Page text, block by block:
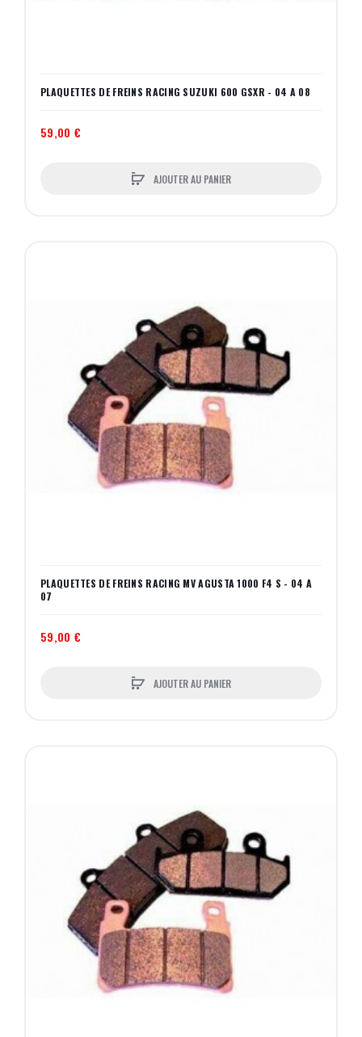
PLAQUETTES DE FREINS RACING SUZUKI 600 GSXR - 04 A 08
59,00 €
AJOUTER AU PANIER
PLAQUETTES DE FREINS RACING MV AGUSTA 1000 F4 S - 04 A
07
59,00 €
AJOUTER AU PANIER